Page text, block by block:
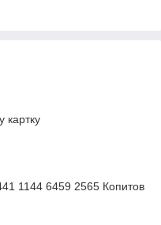
картку
1144 6459 2565 Копитов